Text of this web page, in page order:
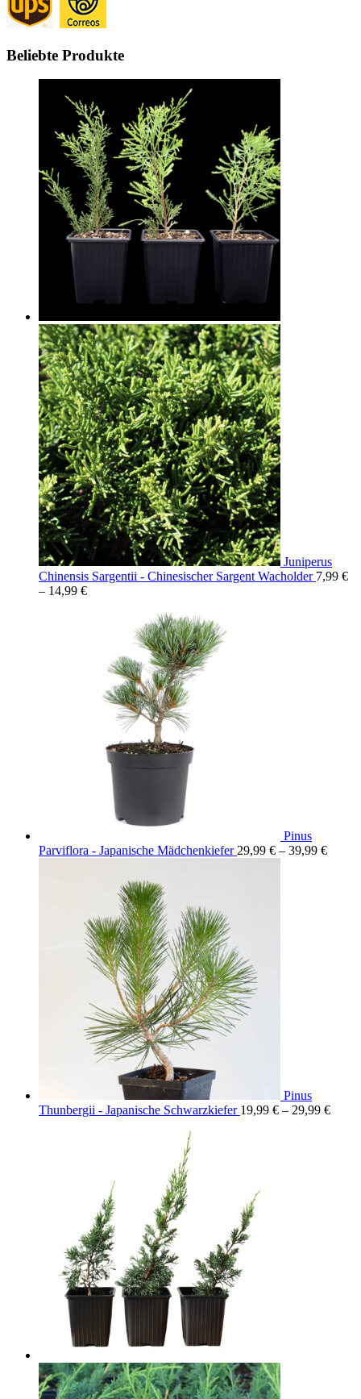
Beliebte Produkte
Juniperus
Chinensis Sargentii - Chinesischer Sargent Wacholder 7,99 €
– 14,99 €
Pinus
Parviflora - Japanische Mädchenkiefer 29,99 € – 39,99 €
Pinus
Thunbergii - Japanische Schwarzkiefer 19,99 € – 29,99 €